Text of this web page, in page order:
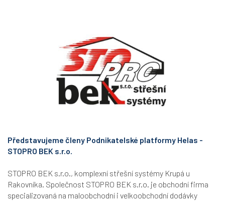
Představujeme členy Podnikatelské platformy Helas -
STOPRO BEK s.r.o.
STOPRO BEK s.r.o., komplexní střešní systémy Krupá u
Rakovníka. Společnost STOPRO BEK s.r.o. je obchodní firma
specializovaná na maloobchodní i velkoobchodní dodávky